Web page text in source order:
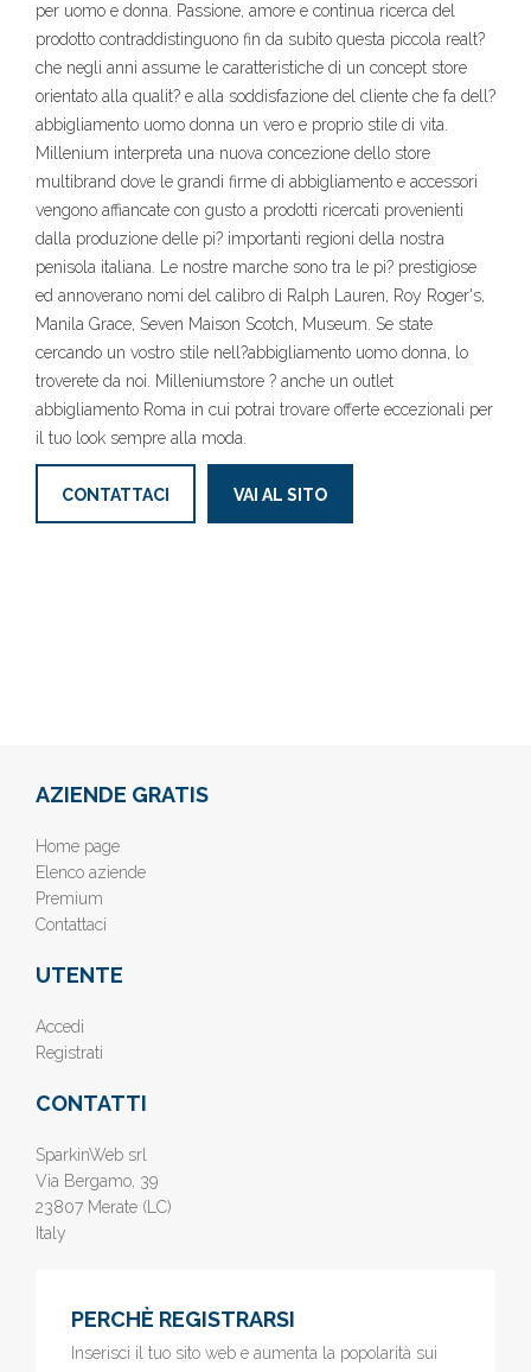
per uomo e donna. Passione, amore e continua ricerca del
prodotto contraddistinguono fin da subito questa piccola realt?
che negli anni assume le caratteristiche di un concept store
orientato alla qualit? e alla soddisfazione del cliente che fa dell?
abbigliamento uomo donna un vero e proprio stile di vita.
Millenium interpreta una nuova concezione dello store
multibrand dove le grandi firme di abbigliamento e accessori
vengono affiancate con gusto a prodotti ricercati provenienti
dalla produzione delle pi? importanti regioni della nostra
penisola italiana. Le nostre marche sono tra le pi? prestigiose
ed annoverano nomi del calibro di Ralph Lauren, Roy Roger's,
Manila Grace, Seven Maison Scotch, Museum. Se state
cercando un vostro stile nell?abbigliamento uomo donna, lo
troverete da noi. Milleniumstore ? anche un outlet
abbigliamento Roma in cui potrai trovare offerte eccezionali per
il tuo look sempre alla moda.
CONTATTACI VAI AL SITO
AZIENDE GRATIS
Home page
Elenco aziende
Premium
Contattaci
UTENTE
Accedi
Registrati
CONTATTI
SparkinWeb srl
Via Bergamo, 39
23807 Merate (LC)
Italy
PERCHÈ REGISTRARSI
Inserisci il tuo sito web e aumenta la popolarità sui